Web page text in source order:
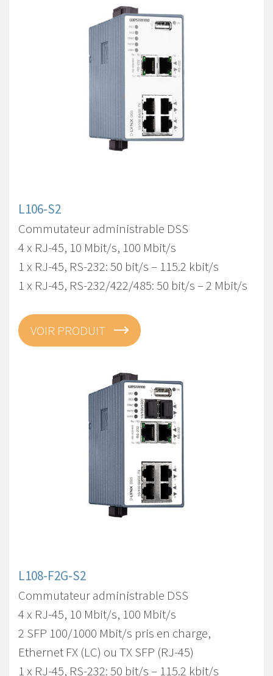
L106-S2
Commutateur administrable DSS
4 x RJ-45, 10 Mbit/s, 100 Mbit/s
1 x RJ-45, RS-232: 50 bit/s – 115.2 kbit/s
1 x RJ-45, RS-232/422/485: 50 bit/s – 2 Mbit/s
VOIR PRODUIT
L108-F2G-S2
Commutateur administrable DSS
4 x RJ-45, 10 Mbit/s, 100 Mbit/s
2 SFP 100/1000 Mbit/s pris en charge,
Ethernet FX (LC) ou TX SFP (RJ-45)
1 x RJ-45, RS-232: 50 bit/s – 115.2 kbit/s